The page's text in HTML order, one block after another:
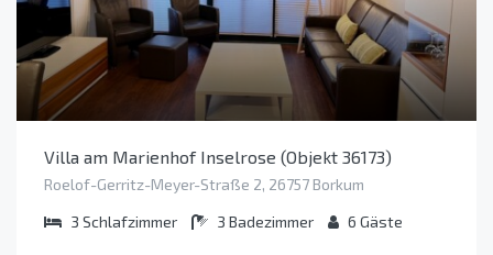
Villa am Marienhof Inselrose (Objekt 36173)
Roelof-Gerritz-Meyer-Straße 2, 26757 Borkum
3 Schlafzimmer 3 Badezimmer 6 Gäste